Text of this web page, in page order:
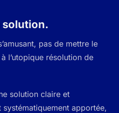
solution.
pas de mettre le
l’utopique résolution de
solution claire et
apportée,